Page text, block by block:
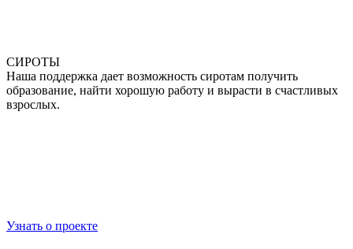
СИРОТЫ
Наша поддержка дает возможность сиротам получить
образование, найти хорошую работу и вырасти в счастливых
взрослых.
Узнать о проекте